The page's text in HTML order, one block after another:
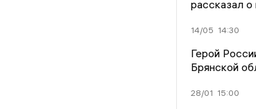
рассказал
14/05 14:30
Герой
Брянской
28/01 15:00